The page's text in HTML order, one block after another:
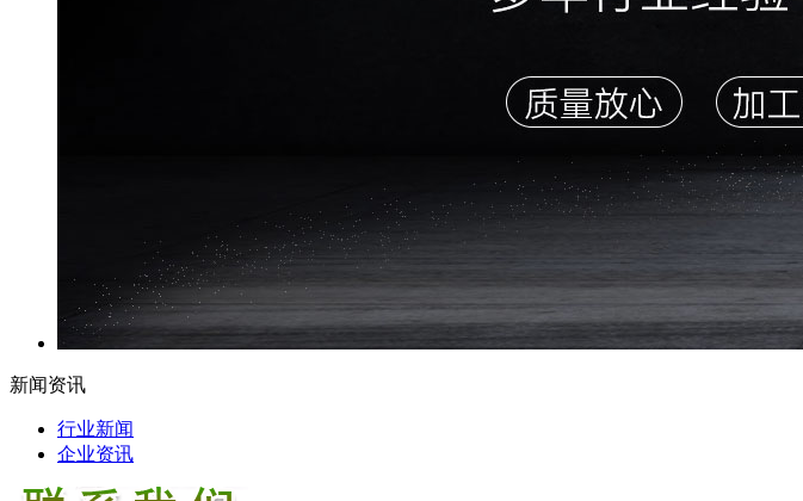
新闻资讯
行业新闻
企业资讯